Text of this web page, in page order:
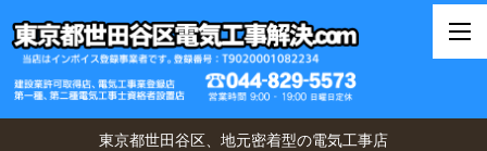
東京都世田谷区、地元密着型の電気工事店